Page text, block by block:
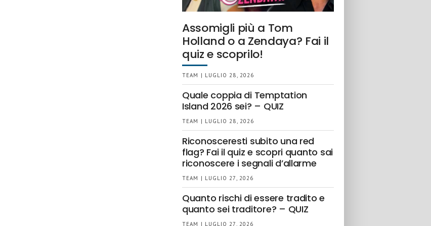
Assomigli più a Tom
Holland o a Zendaya? Fai il
quiz e scoprilo!
TEAM | LUGLIO 28, 2026
Quale coppia di Temptation
Island 2026 sei? – QUIZ
TEAM | LUGLIO 28, 2026
Riconosceresti subito una red
flag? Fai il quiz e scopri quanto sai
riconoscere i segnali d’allarme
TEAM | LUGLIO 27, 2026
Quanto rischi di essere tradito e
quanto sei traditore? – QUIZ
TEAM | LUGLIO 27, 2026